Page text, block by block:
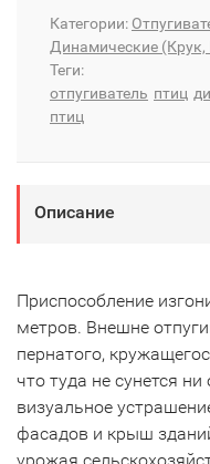
Категории:
Динамические (Крук,
Теги:
отпугиватель птиц
птиц
Описание
Приспособление
метров. Внешне
пернатого,
что туда не сунется
визуальное
фасадов и крыш
урожая